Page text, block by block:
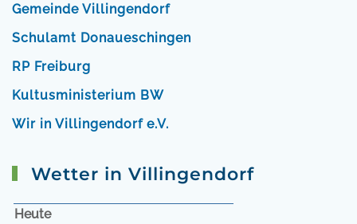
Gemeinde Villingendorf
Schulamt Donaueschingen
RP Freiburg
Kultusministerium BW
Wir in Villingendorf e.V.
Wetter in Villingendorf
Heute